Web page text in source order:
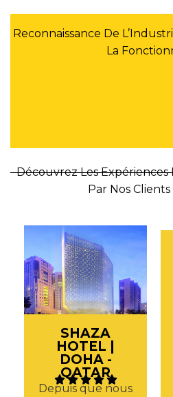
Reconnaissance De
La
Découvrez Les Expériences
Par Nos Clients
SHAZA
HOTEL |
DOHA -
QATAR
Depuis que nous